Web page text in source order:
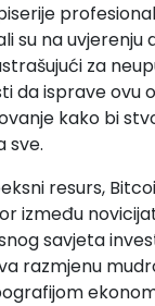
su na uvjerenju
za
da isprave ovu
kako bi
sve.
resurs,
između
savjeta
razmjenu